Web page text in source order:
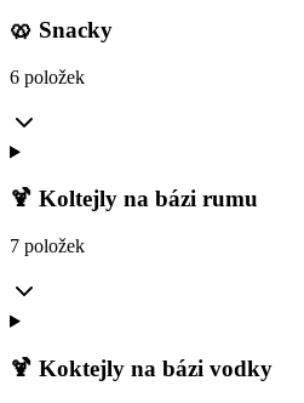
🥨 Snacky
6 položek
🍹 Koltejly na bázi rumu
7 položek
🍹 Koktejly na bázi vodky